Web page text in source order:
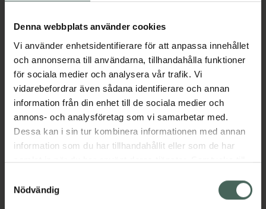
Denna webbplats använder cookies
Vi använder enhetsidentifierare för att anpassa innehållet
och annonserna till användarna, tillhandahålla funktioner
för sociala medier och analysera vår trafik. Vi
vidarebefordrar även sådana identifierare och annan
information från din enhet till de sociala medier och
annons- och analysföretag som vi samarbetar med.
Dessa kan i sin tur kombinera informationen med annan
information som du har tillhandahållit eller som de har
samlat in när du har använt deras tjänster. Samtycke till
återkalla ditt samtycke via webbplatsens
cookieinställningar. Ett återkallat samtycke påverkar inte
Nödvändig
09:00-17:00
Stängt:12:15-13:00
Måndag 09:00 - 17:00 , stängt: 12:15
09:00 , stängt: 12:15 13:00
Onsdag 09:00-17:00 , stängt: 12:15 - 13:00
13:00